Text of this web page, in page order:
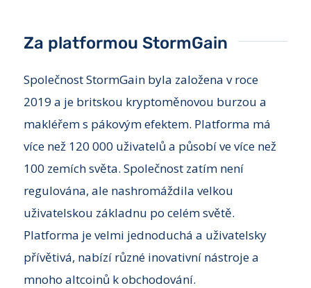
Za platformou StormGain
Společnost StormGain byla založena v roce
2019 a je britskou kryptoměnovou burzou a
makléřem s pákovým efektem. Platforma má
více než 120 000 uživatelů a působí ve více než
100 zemích světa. Společnost zatím není
regulována, ale nashromáždila velkou
uživatelskou základnu po celém světě.
Platforma je velmi jednoduchá a uživatelsky
přívětivá, nabízí různé inovativní nástroje a
mnoho altcoinů k obchodování.